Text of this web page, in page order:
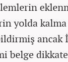
yolda
ancak
belge dikkate